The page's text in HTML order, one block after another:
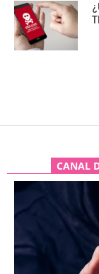
CANAL